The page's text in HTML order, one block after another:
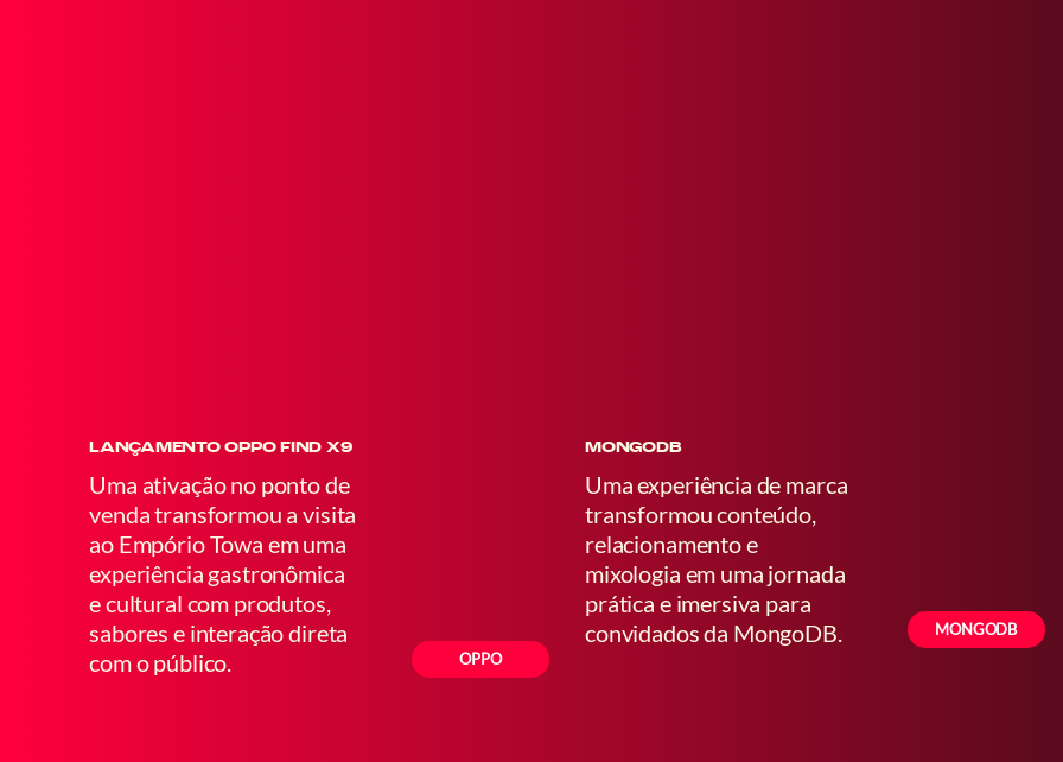
LANÇAMENTO OPPO FIND X9
Uma ativação no ponto de
venda transformou a visita
ao Empório Towa em uma
experiência gastronômica
e cultural com produtos,
sabores e interação direta
com o público.
OPPO
MONGODB
Uma experiência de marca
transformou conteúdo,
relacionamento e
mixologia em uma jornada
prática e imersiva para
convidados da MongoDB.
MONGODB